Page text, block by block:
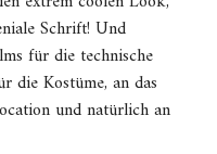
Schrift! Und
für die technische
die Kostüme, an das
und natürlich an